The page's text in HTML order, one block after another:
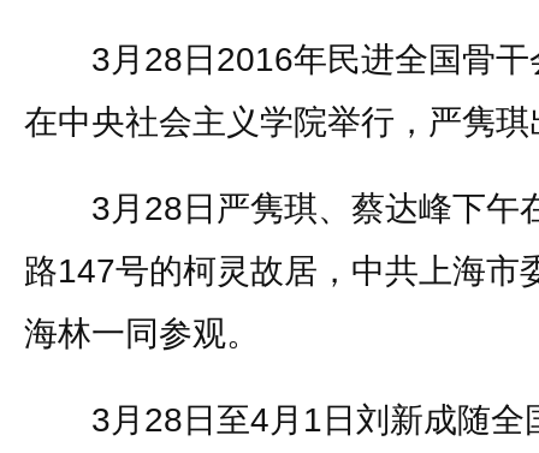
3月28日2016年民进全国骨干
在中央社会主义学院举行，严隽琪
3月28日严隽琪、蔡达峰下午
路147号的柯灵故居，中共上海市
海林一同参观。
3月28日至4月1日刘新成随全